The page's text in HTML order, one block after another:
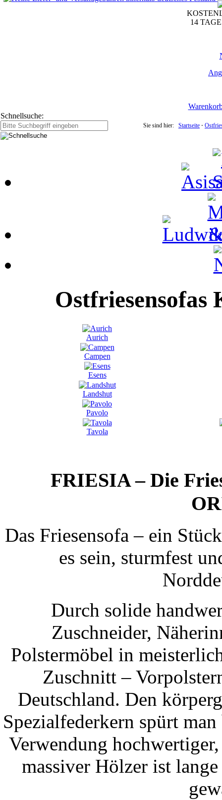
14
Schnellsuche:
Sie sind hier: Startseite ⋅
Ostfriesensofas
Aurich
Campen
Esens
Landshut
Pavolo
Tavola
FRIESIA – Die
Das Friesensofa – ein
es sein, sturmfest
Durch solide
Zuschneider,
Polstermöbel in
Zuschnitt –
Deutschland. Den
Spezialfederkern spürt
Verwendung
massiver Hölzer ist